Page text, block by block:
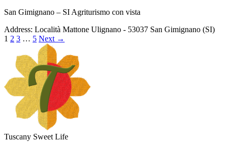
San Gimignano – SI Agriturismo con vista
Address: Località Mattone Ulignano - 53037 San Gimignano (SI)
1 2 3 … 5 Next →
Tuscany Sweet Life